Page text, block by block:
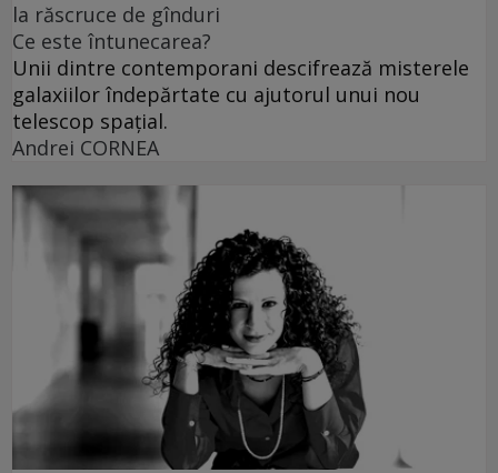
la răscruce de gînduri
Ce este întunecarea?
Unii dintre contemporani descifrează misterele
galaxiilor îndepărtate cu ajutorul unui nou
telescop spațial.
Andrei CORNEA